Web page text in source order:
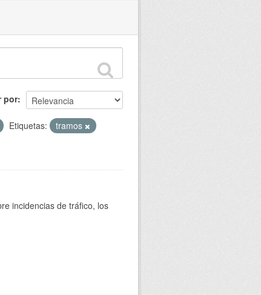
por
Etiquetas:
tramos
incidencias de tráfico, los